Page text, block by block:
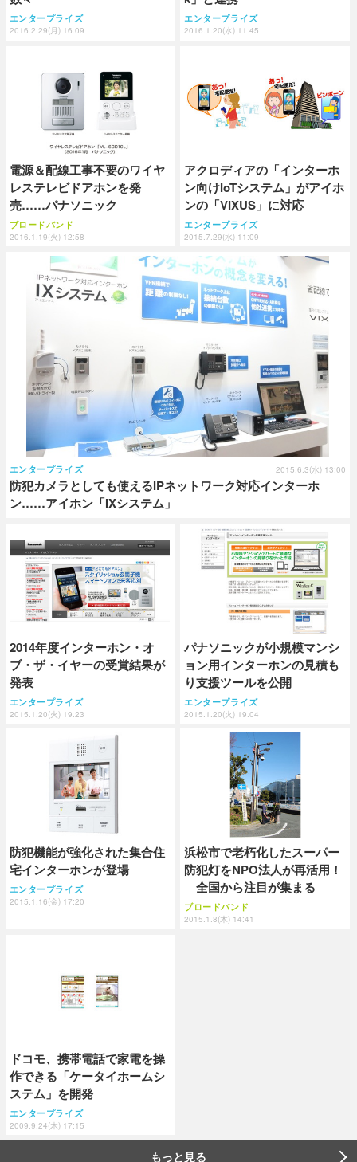
エンタープライズ
2016.2.29(月) 16:09
エンタープライズ
2016.1.20(水) 11:45
電源＆配線工事不要のワイヤ
レステレビドアホンを発
売……パナソニック
ブロードバンド
2016.1.19(火) 12:58
アクロディアの「インターホ
ン向けIoTシステム」がアイホ
ンの「VIXUS」に対応
エンタープライズ
2015.7.29(水) 11:09
防犯カメラとしても使えるIPネットワーク対応インターホ
ン……アイホン「IXシステム」
エンタープライズ 2015.6.3(水) 13:00
2014年度インターホン・オ
ブ・ザ・イヤーの受賞結果が
発表
エンタープライズ
2015.1.20(火) 19:23
パナソニックが小規模マンシ
ョン用インターホンの見積も
り支援ツールを公開
エンタープライズ
2015.1.20(火) 19:04
防犯機能が強化された集合住
宅インターホンが登場
エンタープライズ
2015.1.16(金) 17:20
浜松市で老朽化したスーパー
防犯灯をNPO法人が再活用！
全国から注目が集まる
ブロードバンド
2015.1.8(木) 14:41
ドコモ、携帯電話で家電を操
作できる「ケータイホームシ
ステム」を開発
エンタープライズ
2009.9.24(木) 17:15
もっと見る